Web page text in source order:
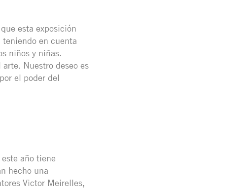
esta exposición
en cuenta
niños y niñas.
Nuestro deseo es
el poder del
año tiene
hecho una
Victor Meirelles,